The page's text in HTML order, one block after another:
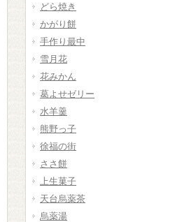
どら焼き
かがり餅
手作り最中
雪月花
花みかん
葛よせゼリー
水羊羹
熊野っ子
徐福の街
ささ餅
上生菓子
天台烏薬茶
烏薬湯